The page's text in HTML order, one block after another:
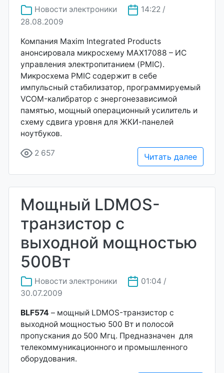
Новости электроники
14:22 /
28.08.2009
Компания Maxim Integrated Products
анонсировала микросхему MAX17088 – ИС
управления электропитанием (PMIC).
Микросхема PMIC содержит в себе
импульсный стабилизатор, программируемый
VCOM-калибратор с энергонезависимой
памятью, мощный операционный усилитель и
схему сдвига уровня для ЖКИ-панелей
ноутбуков.
2 657 Читать далее
Мощный LDMOS-
транзистор с
выходной мощностью
500Вт
Новости электроники
01:04 /
30.07.2009
BLF574 – мощный LDMOS-транзистор с
выходной мощностью 500 Вт и полосой
пропускания до 500 Мгц. Предназначен для
телекоммуникационного и промышленного
оборудования.